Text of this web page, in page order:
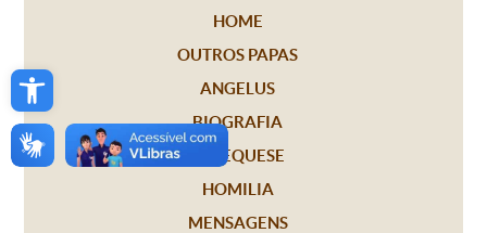
Open toolbar
HOME
OUTROS PAPAS
ANGELUS
BIOGRAFIA
CATEQUESE
HOMILIA
MENSAGENS